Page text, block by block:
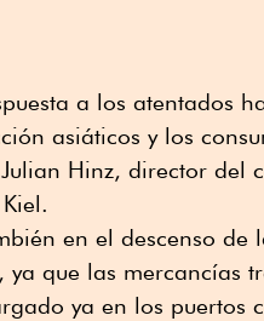
a los atentados
asiáticos y los
Hinz, director del
en el descenso
ya que las mercancías
ya en los puertos